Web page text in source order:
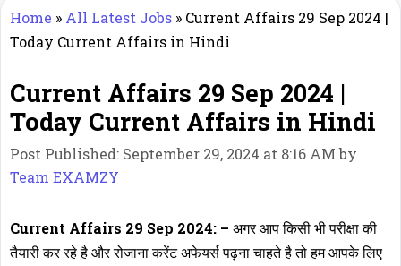
Home » All Latest Jobs » Current Affairs 29 Sep 2024 |
Today Current Affairs in Hindi
Current Affairs 29 Sep 2024 |
Today Current Affairs in Hindi
Post Published: September 29, 2024 at 8:16 AMby
Team EXAMZY
Current Affairs 29 Sep 2024: – अगर आप किसी भी परीक्षा की
तैयारी कर रहे है और रोजाना करेंट अफेयर्स पढ़ना चाहते है तो हम आपके लिए